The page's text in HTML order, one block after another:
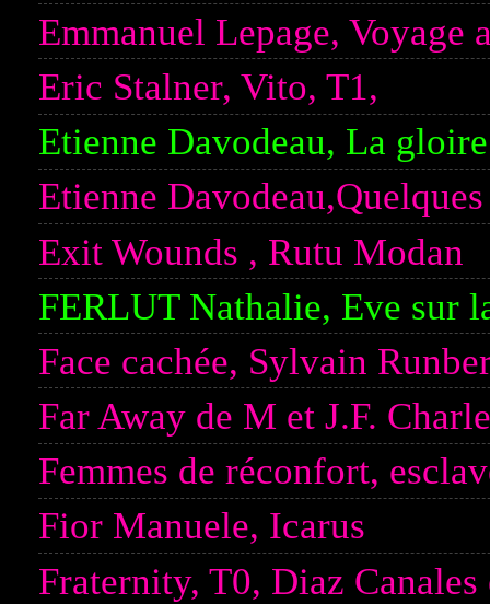
Emmanuel Lepage, Voyage
Eric Stalner, Vito, T1,
Etienne Davodeau, La
Etienne
Exit Wounds , Rutu Modan
FERLUT Nathalie, Eve sur
Face cachée, Sylvain
Far Away de M et J.F.
Femmes de réconfort,
Fior Manuele, Icarus
Fraternity, T0, Diaz